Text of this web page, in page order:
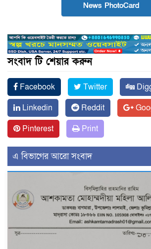
News PhotoCard
সংবাদ টি শেয়ার করুন
Facebook Twitter
Linkedin
Reddit
Pinterest
Print
এ বিভাগের আরো সংবাদ